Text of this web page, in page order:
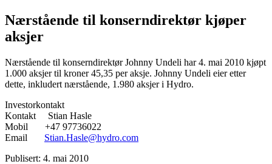
Nærstående til konserndirektør kjøper
aksjer
Nærstående til konserndirektør Johnny Undeli har 4. mai 2010 kjøpt
1.000 aksjer til kroner 45,35 per aksje. Johnny Undeli eier etter
dette, inkludert nærstående, 1.980 aksjer i Hydro.
Investorkontakt
Kontakt Stian Hasle
Mobil +47 97736022
Email Stian.Hasle@hydro.com
Publisert: 4. mai 2010